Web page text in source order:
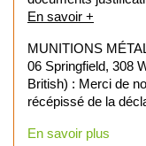
En savoir +
MUNITIONS
06 Springfield, 308
British) : Merci de
récépissé de la
En savoir plus